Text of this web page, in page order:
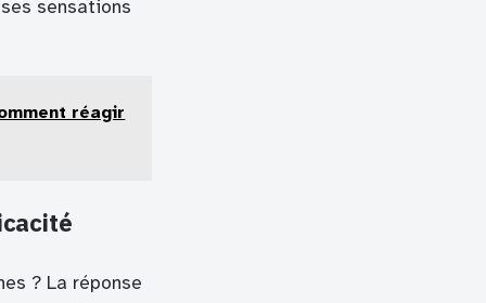
sensations
réagir
? La réponse